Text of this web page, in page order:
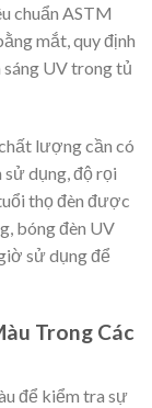
chuẩn ASTM
mắt, quy định
sáng UV trong tủ
lượng cần có
sử dụng, độ rọi
thọ đèn được
bóng đèn UV
sử dụng để
Trong Các
để kiểm tra sự